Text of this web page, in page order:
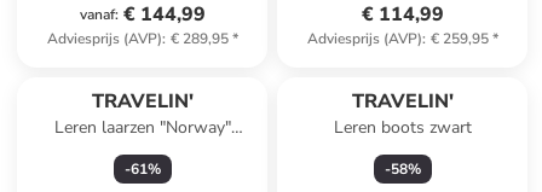
vanaf: € 144,99
Adviesprijs (AVP): € 289,95*
€ 114,99
Adviesprijs (AVP): € 259,95*
TRAVELIN'
Leren laarzen "Norway"
lichtbruin
-61%
TRAVELIN'
Leren boots zwart
-58%